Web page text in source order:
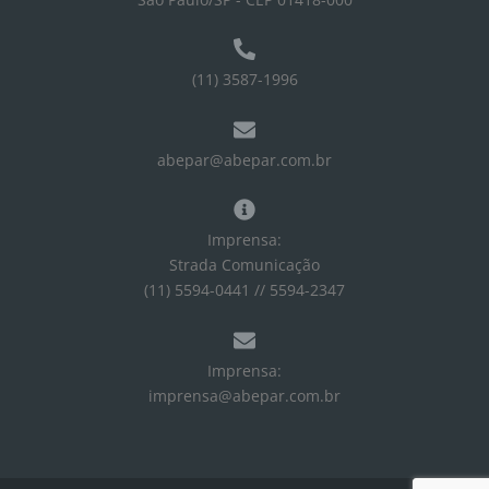
(11) 3587-1996
abepar@abepar.com.br
Imprensa:
Strada Comunicação
(11) 5594-0441 // 5594-2347
Imprensa:
imprensa@abepar.com.br